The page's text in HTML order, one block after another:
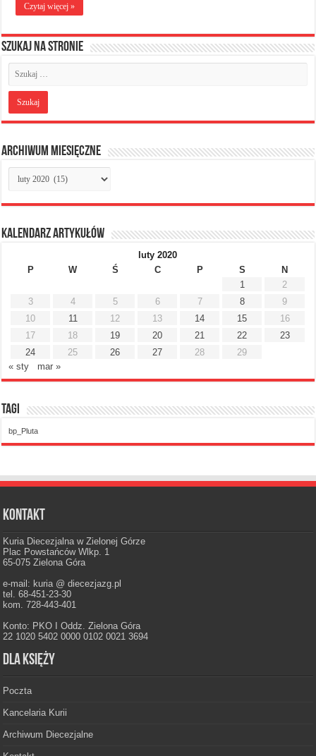
Czytaj więcej »
Szukaj na stronie
Archiwum miesięczne
Archiwum
miesięczne
Kalendarz artykułów
luty 2020
P
W Ś C P S
N
1
2
3
4 5 6 7 8
9
10
11 12 13 14 15
16
17
18 19 20 21 22
23
24
25 26 27 28
29
« sty
mar »
Tagi
bp_Pluta
Kontakt
Kuria Diecezjalna w Zielonej Górze
Plac Powstańców Wlkp. 1
65-075 Zielona Góra
e-mail: kuria @ diecezjazg.pl
tel. 68-451-23-30
kom. 728-443-401
Konto: PKO I Oddz. Zielona Góra
22 1020 5402 0000 0102 0021 3694
Dla księży
Poczta
Kancelaria Kurii
Archiwum Diecezjalne